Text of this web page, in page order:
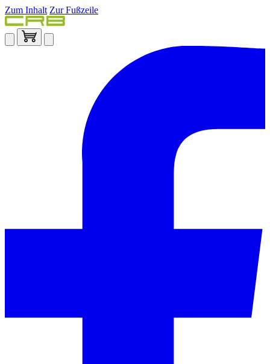
Zum Inhalt Zur Fußzeile